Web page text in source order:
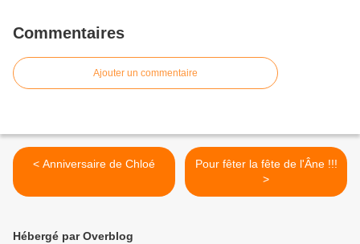
Commentaires
Ajouter un commentaire
< Anniversaire de Chloé
Pour fêter la fête de l'Âne !!!
>
Hébergé par Overblog